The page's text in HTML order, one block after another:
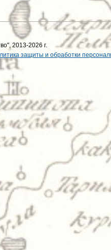
2013-2026 г.
защиты и обработки